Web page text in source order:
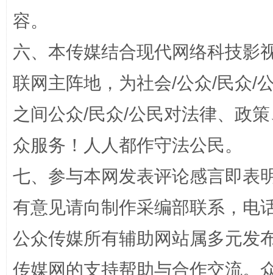
“蜀中异人”王建安的艺术幻境
容。
六、本传媒结合现代网络科技影
联网主阵地，为社会/公众/民众/
之间公众/民众/公民对法律、政
众服务！人人都作守法公民。
七、参与本网发表评论感言即表
有意见请向制作采编部联系，电
公众传媒所有辅助网站属多元发
传媒网的支持帮助与合作交流。